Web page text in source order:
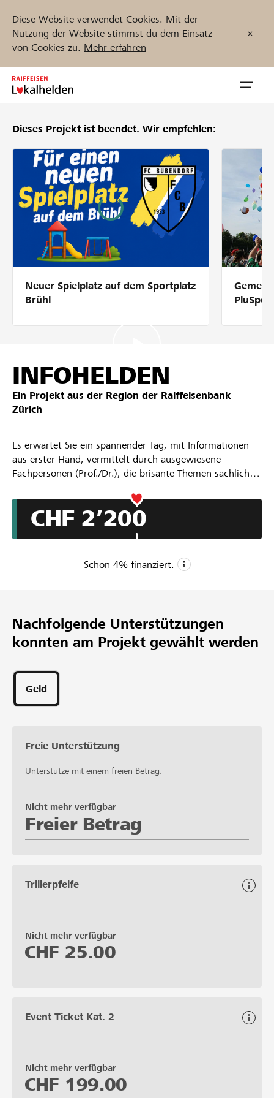
Diese Website verwendet Cookies. Mit der
Nutzung der Website stimmst du dem Einsatz
von Cookies zu. Mehr erfahren
Zum
Inhalt
Unterstützen
Hilfe & Support
Partner / Raiffeisenbank
Anmelden
Registrieren
Projekte und Organisationen finden
DE FR IT
Dieses Projekt ist beendet. Wir empfehlen:
Neuer Spielplatz auf dem Sportplatz
Brühl
INFOHELDEN
Ein Projekt aus der Region der Raiffeisenbank
Zürich
Es erwartet Sie ein spannender Tag, mit Informationen
aus erster Hand, vermittelt durch ausgewiesene
Fachpersonen (Prof./Dr.), die brisante Themen sachlich
CHF 2’200
Schon 4% finanziert.
CHF 91’000
Wunschbetrag
Unterstützungen
Nachfolgende Unterstützungen
konnten am Projekt gewählt werden
Geld
Freie Unterstützung
Unterstütze mit einem freien Betrag.
Freier Betrag
Nicht mehr verfügbar
Trillerpfeife
Nicht mehr verfügbar
CHF 25.00
Event Ticket Kat. 2
Nicht mehr verfügbar
CHF 199.00